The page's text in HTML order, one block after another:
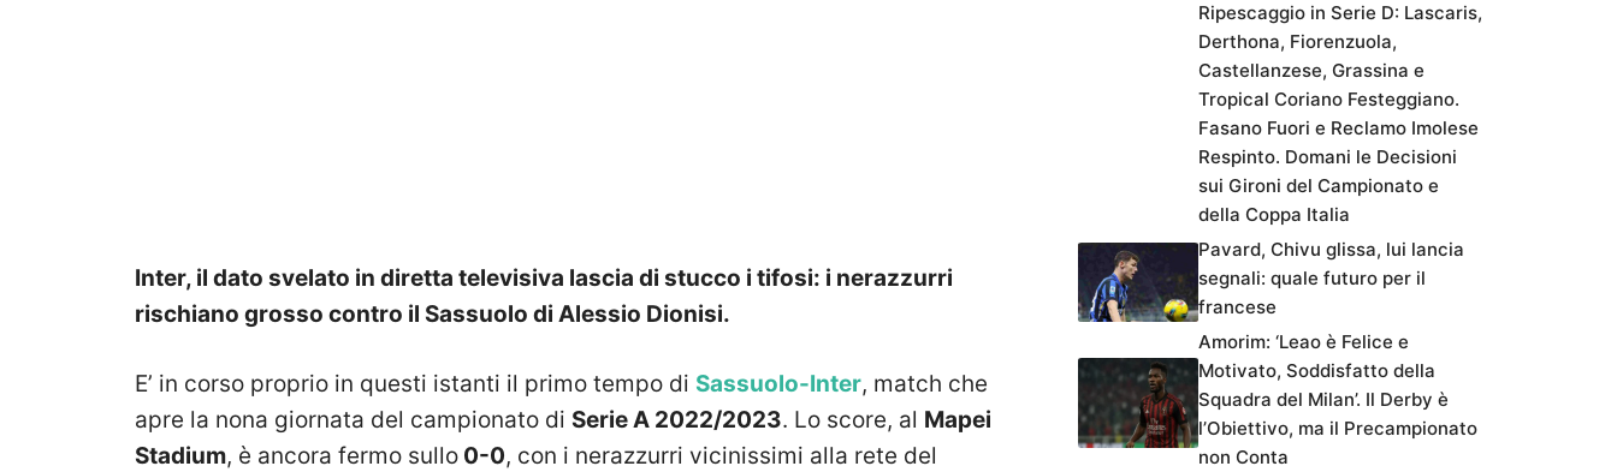
Inter, il dato svelato in diretta televisiva lascia di stucco i tifosi: i nerazzurri
rischiano grosso contro il Sassuolo di Alessio Dionisi.
E’ in corso proprio in questi istanti il primo tempo di Sassuolo-Inter, match che
apre la nona giornata del campionato di Serie A 2022/2023. Lo score, al Mapei
Stadium, è ancora fermo sullo 0-0, con i nerazzurri vicinissimi alla rete del
Ripescaggio in Serie D: Lascaris,
Derthona, Fiorenzuola,
Castellanzese, Grassina e
Tropical Coriano Festeggiano.
Fasano Fuori e Reclamo Imolese
Respinto. Domani le Decisioni
sui Gironi del Campionato e
della Coppa Italia
Pavard, Chivu glissa, lui lancia
segnali: quale futuro per il
francese
Amorim: ‘Leao è Felice e
Motivato, Soddisfatto della
Squadra del Milan’. Il Derby è
l’Obiettivo, ma il Precampionato
non Conta